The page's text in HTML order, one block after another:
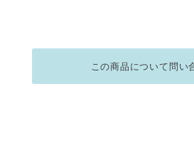
この商品について問い